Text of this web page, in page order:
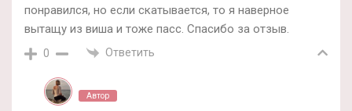
понравился, но если скатывается, то я наверное
вытащу из виша и тоже пасс. Спасибо за отзыв.
0 Ответить
Автор